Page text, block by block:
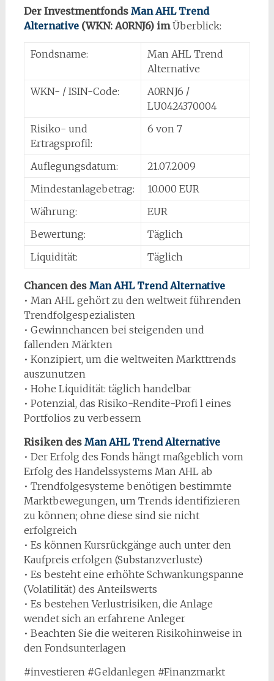
Der Investmentfonds Man AHL Trend
Alternative(WKN: A0RNJ6) imÜberblick:
Fondsname:
Man AHL Trend
Alternative
WKN- / ISIN-Code:
A0RNJ6 /
LU0424370004
Risiko- und
Ertragsprofil:
6 von 7
Auflegungsdatum:
21.07.2009
Mindestanlagebetrag:
10.000 EUR
Währung:
EUR
Bewertung:
Täglich
Liquidität:
Täglich
Chancen des Man AHL Trend Alternative
• Man AHL gehört zu den weltweit führenden
Trendfolgespezialisten
• Gewinnchancen bei steigenden und
fallenden Märkten
• Konzipiert, um die weltweiten Markttrends
auszunutzen
• Hohe Liquidität: täglich handelbar
• Potenzial, das Risiko-Rendite-Profi l eines
Portfolios zu verbessern
Risiken des Man AHL Trend Alternative
• Der Erfolg des Fonds hängt maßgeblich vom
Erfolg des Handelssystems Man AHL ab
• Trendfolgesysteme benötigen bestimmte
Marktbewegungen, um Trends identifizieren
zu können; ohne diese sind sie nicht
erfolgreich
• Es können Kursrückgänge auch unter den
Kaufpreis erfolgen (Substanzverluste)
• Es besteht eine erhöhte Schwankungspanne
(Volatilität) des Anteilswerts
• Es bestehen Verlustrisiken, die Anlage
wendet sich an erfahrene Anleger
• Beachten Sie die weiteren Risikohinweise in
den Fondsunterlagen
#investieren #Geldanlegen #Finanzmarkt